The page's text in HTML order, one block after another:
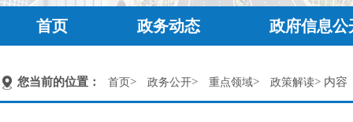
首页 政务动态 政府信息公
您当前的位置： 首页> 政务公开> 重点领域> 政策解读> 内容